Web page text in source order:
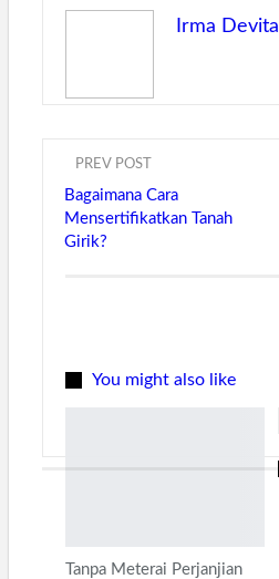
Irma Devita
PREV POST
Bagaimana Cara
Mensertifikatkan Tanah
Girik?
You might also like
Tanpa Meterai Perjanjian